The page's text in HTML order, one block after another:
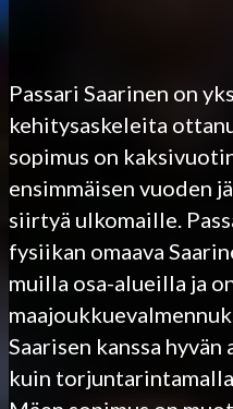
Passari Saarinen on
kehitysaskeleita
sopimus on
ensimmäisen vuoden
siirtyä ulkomaille.
fysiikan omaava
muilla osa-alueilla ja
Saarisen kanssa
kuin